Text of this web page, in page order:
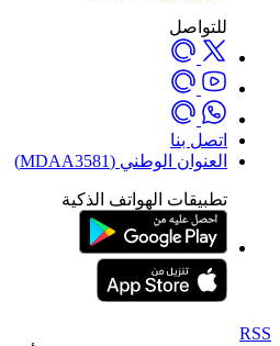
للتواصل
اتصل بنا
العنوان الوطني (MDAA3581)
تطبيقات الهواتف الذكية
RSS